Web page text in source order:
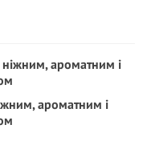
ароматним і